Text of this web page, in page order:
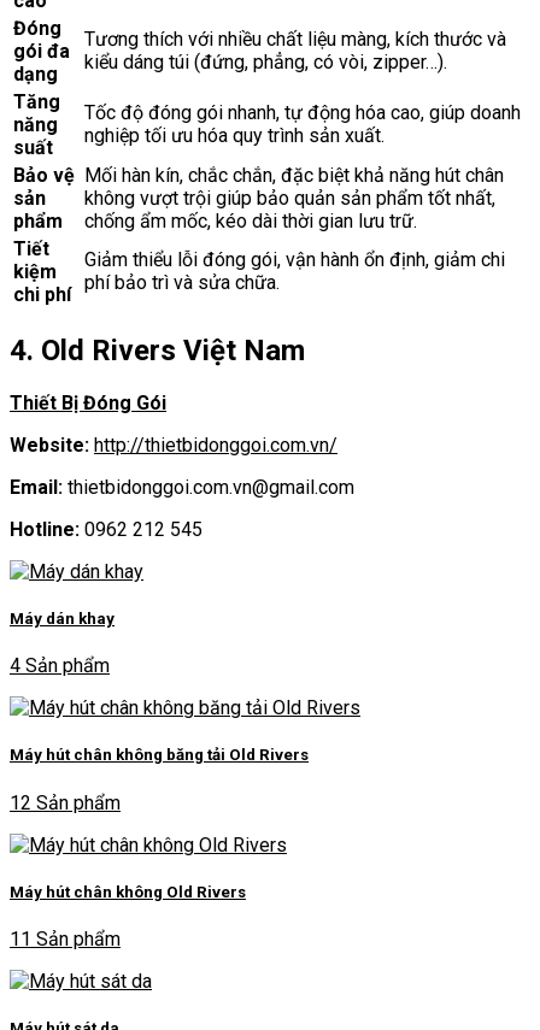
Đóng
gói đa
dạng
Tương thích với nhiều chất liệu màng, kích thước và
kiểu dáng túi (đứng, phẳng, có vòi, zipper…).
Tăng
năng
suất
Tốc độ đóng gói nhanh, tự động hóa cao, giúp doanh
nghiệp tối ưu hóa quy trình sản xuất.
Bảo vệ
sản
phẩm
Mối hàn kín, chắc chắn, đặc biệt khả năng hút chân
không vượt trội giúp bảo quản sản phẩm tốt nhất,
chống ẩm mốc, kéo dài thời gian lưu trữ.
Tiết
kiệm
chi phí
Giảm thiểu lỗi đóng gói, vận hành ổn định, giảm chi
phí bảo trì và sửa chữa.
4. Old Rivers Việt Nam
Thiết Bị Đóng Gói
Website: http://thietbidonggoi.com.vn/
Email: thietbidonggoi.com.vn@gmail.com
Hotline: 0962 212 545
Máy dán khay
4 Sản phẩm
Máy hút chân không băng tải Old Rivers
12 Sản phẩm
Máy hút chân không Old Rivers
11 Sản phẩm